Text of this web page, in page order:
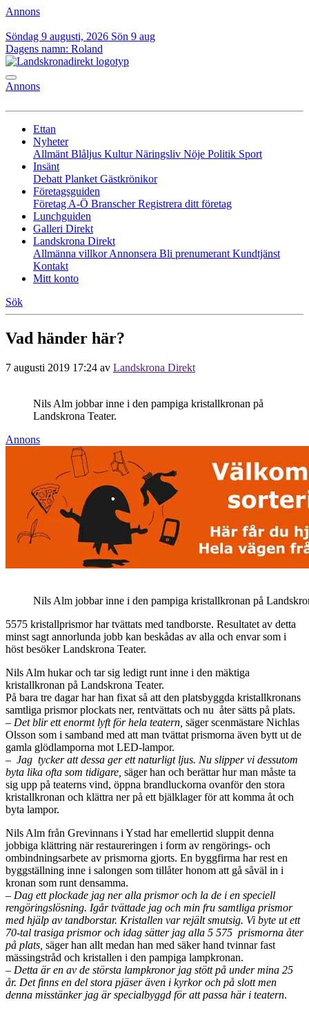
Annons
Söndag 9 augusti, 2026 Sön 9 aug
Dagens namn: Roland
Annons
Ettan
Nyheter
Allmänt Blåljus KulturNäringsliv Nöje Politik Sport
Insänt
Debatt Planket Gästkrönikor
Företagsguiden
Företag A-Ö BranscherRegistrera ditt företag
Lunchguiden
Galleri Direkt
Landskrona Direkt
Allmänna villkorAnnonsera Bli prenumerant Kundtjänst
Kontakt
Mitt konto
Sök
Vad händer här?
7 augusti 2019 17:24 av Landskrona Direkt
Nils Alm jobbar inne i den pampiga kristallkronan på
Landskrona Teater.
Annons
Nils Alm jobbar inne i den pampiga kristallkronan på
5575 kristallprismor har tvättats med tandborste. Resultatet av detta
minst sagt annorlunda jobb kan beskådas av alla och envar som i
höst besöker Landskrona Teater.
Nils Alm hukar och tar sig ledigt runt inne i den mäktiga
kristallkronan på Landskrona Teater.
På bara tre dagar har han fixat så att den platsbyggda kristallkronans
samtliga prismor plockats ner, rentvättats och nu åter sätts på plats.
– Det blir ett enormt lyft för hela teatern, säger scenmästare Nichlas
Olsson som i samband med att man tvättat prismorna även bytt ut de
gamla glödlamporna mot LED-lampor.
– Jag tycker att dessa ger ett naturligt ljus. Nu slipper vi dessutom
byta lika ofta som tidigare, säger han och berättar hur man måste ta
sig upp på teaterns vind, öppna brandluckorna ovanför den stora
kristallkronan och klättra ner på ett bjälklager för att komma åt och
byta lampor.
Nils Alm från Grevinnans i Ystad har emellertid sluppit denna
jobbiga klättring när restaureringen i form av rengörings- och
ombindningsarbete av prismorna gjorts. En byggfirma har rest en
byggställning inne i salongen som tillåter honom att gå såväl in i
kronan som runt densamma.
– Dag ett plockade jag ner alla prismor och la de i en speciell
rengöringslösning. Igår tvättade jag och min fru samtliga prismor
med hjälp av tandborstar. Kristallen var rejält smutsig. Vi byte ut ett
70-tal trasiga prismor och idag sätter jag alla 5 575 prismorna åter
på plats, säger han allt medan han med säker hand tvinnar fast
mässingstråd och kristallen i den pampiga lampkronan.
– Detta är en av de största lampkronor jag stött på under mina 25
år. Det finns en del stora pjäser även i kyrkor och på slott men
denna misstänker jag är specialbyggd för att passa här i teatern.